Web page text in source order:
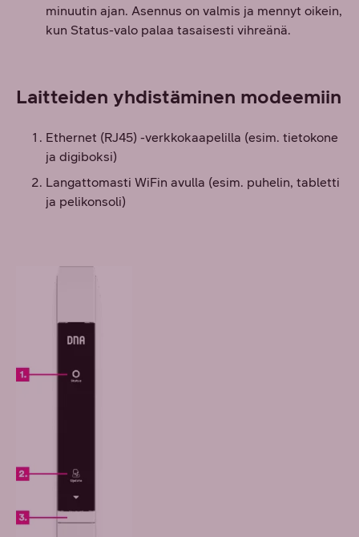
minuutin ajan. Asennus on valmis ja mennyt oikein,
kun Status-valo palaa tasaisesti vihreänä.
Laitteiden yhdistäminen modeemiin
Ethernet (RJ45) -verkkokaapelilla (esim. tietokone
ja digiboksi)
Langattomasti WiFin avulla (esim. puhelin, tabletti
ja pelikonsoli)